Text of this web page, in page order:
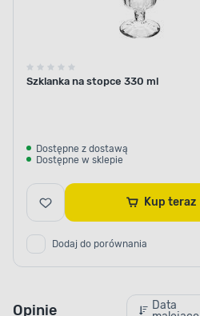
Szklanka na stopce 330 ml
Dostępne z dostawą
Dostępne w sklepie
Kup teraz
Dodaj do porównania
Opinie
Data